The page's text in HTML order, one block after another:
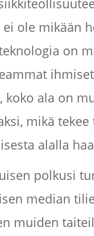
ole mikään
on
koko ala on
mikä tekee
alalla
polkusi
median
muiden